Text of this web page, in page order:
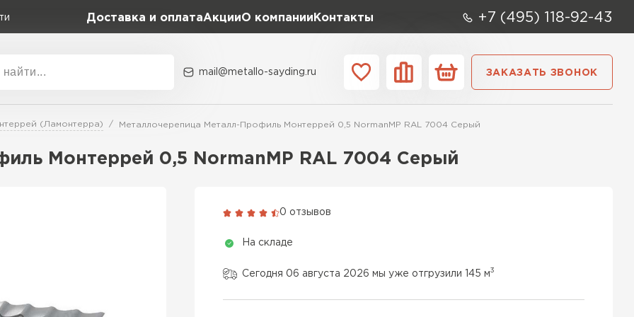
Доставка и оплатаАкцииО компании Контакты +7 (495) 118-92-43
Коллекция
Classic Grand Line
Доборные элементы
mail@metallo-sayding.ru ЗАКАЗАТЬ ЗВОНОК
(Ламонтерра) Металлочерепица Металл-Профиль Монтеррей 0,5 NormanMP RAL 7004 Серый
Монтеррей 0,5 NormanMP RAL 7004 Серый
0 отзывов
На складе
Сегодня 06 августа 2026 мы уже отгрузили 145 м3